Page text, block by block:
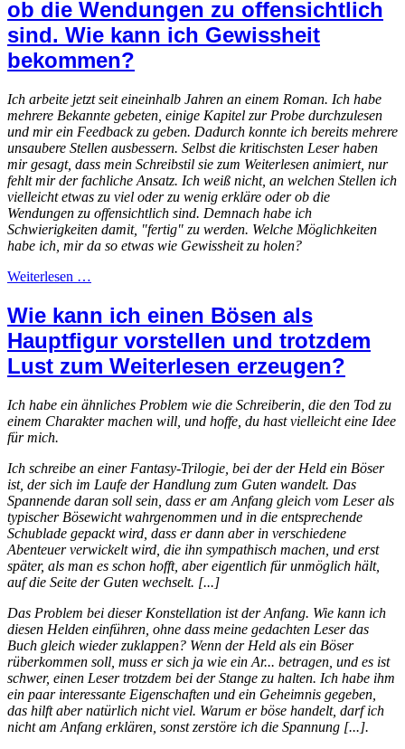
ob die Wendungen zu offensichtlich
sind. Wie kann ich Gewissheit
bekommen?
Ich arbeite jetzt seit eineinhalb Jahren an einem Roman. Ich habe
mehrere Bekannte gebeten, einige Kapitel zur Probe durchzulesen
und mir ein Feedback zu geben. Dadurch konnte ich bereits mehrere
unsaubere Stellen ausbessern. Selbst die kritischsten Leser haben
mir gesagt, dass mein Schreibstil sie zum Weiterlesen animiert, nur
fehlt mir der fachliche Ansatz. Ich weiß nicht, an welchen Stellen ich
vielleicht etwas zu viel oder zu wenig erkläre oder ob die
Wendungen zu offensichtlich sind. Demnach habe ich
Schwierigkeiten damit, "fertig" zu werden. Welche Möglichkeiten
habe ich, mir da so etwas wie Gewissheit zu holen?
Weiterlesen …
Wie kann ich einen Bösen als
Hauptfigur vorstellen und trotzdem
Lust zum Weiterlesen erzeugen?
Ich habe ein ähnliches Problem wie die Schreiberin, die den Tod zu
einem Charakter machen will, und hoffe, du hast vielleicht eine Idee
für mich.
Ich schreibe an einer Fantasy-Trilogie, bei der der Held ein Böser
ist, der sich im Laufe der Handlung zum Guten wandelt. Das
Spannende daran soll sein, dass er am Anfang gleich vom Leser als
typischer Bösewicht wahrgenommen und in die entsprechende
Schublade gepackt wird, dass er dann aber in verschiedene
Abenteuer verwickelt wird, die ihn sympathisch machen, und erst
später, als man es schon hofft, aber eigentlich für unmöglich hält,
auf die Seite der Guten wechselt. [...]
Das Problem bei dieser Konstellation ist der Anfang. Wie kann ich
diesen Helden einführen, ohne dass meine gedachten Leser das
Buch gleich wieder zuklappen? Wenn der Held als ein Böser
rüberkommen soll, muss er sich ja wie ein Ar... betragen, und es ist
schwer, einen Leser trotzdem bei der Stange zu halten. Ich habe ihm
ein paar interessante Eigenschaften und ein Geheimnis gegeben,
das hilft aber natürlich nicht viel. Warum er böse handelt, darf ich
nicht am Anfang erklären, sonst zerstöre ich die Spannung [...].